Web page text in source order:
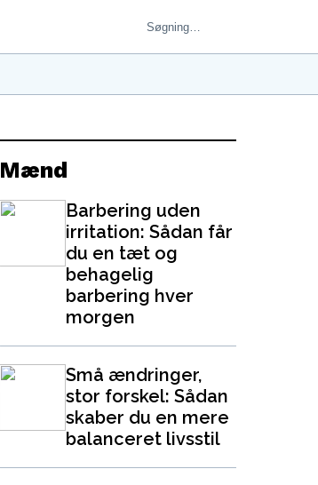
Mænd
Barbering uden
irritation: Sådan får
du en tæt og
behagelig
barbering hver
morgen
Små ændringer,
stor forskel: Sådan
skaber du en mere
balanceret livsstil